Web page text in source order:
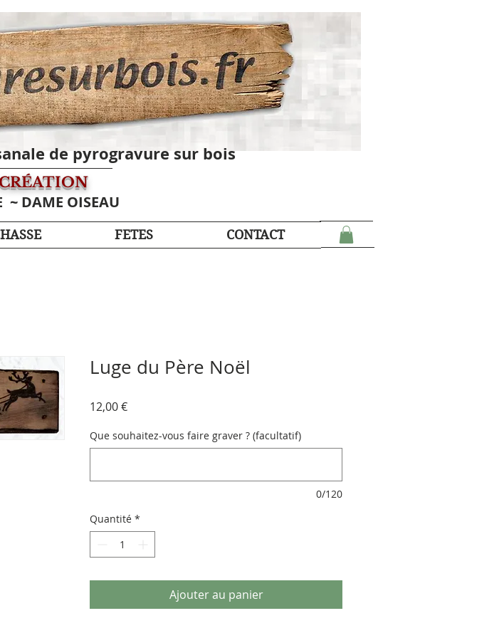
de pyrogravure sur bois
~ DAME OISEAU
FETES CONTACT
Luge du Père Noël
12,00 €Prix
Que souhaitez-vous faire graver ? (facultatif)
0/120
Quantité *
Ajouter au panier